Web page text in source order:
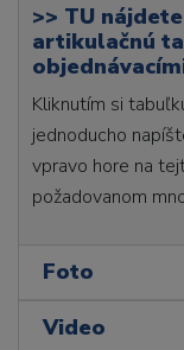
>> TU
artikulačnú
Kliknutím si
jednoducho
vpravo hore na
požadovanom
Foto
Video